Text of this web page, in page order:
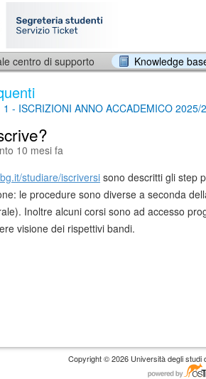
centro di supporto Knowledge
1 - ISCRIZIONI ANNO ACCADEMICO 2025/
10 mesi fa
studiare/iscriversi sono descritti gli step
le procedure sono diverse a seconda
Inoltre alcuni corsi sono ad accesso
visione dei rispettivi bandi.
Copyright © 2026 Università degli studi